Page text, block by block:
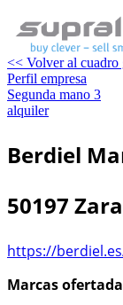
<< Volver al cuadro
Perfil empresa
Segunda mano 3
alquiler
Berdiel
50197
https://
Marcas